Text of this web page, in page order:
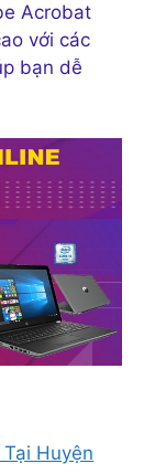
Acrobat
với các
bạn dễ
Huyện